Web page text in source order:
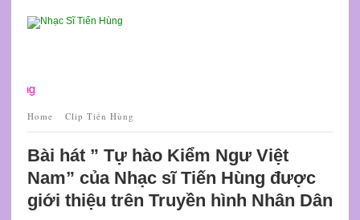
Home Clip Tiến Hùng
Bài hát ” Tự hào Kiểm Ngư Việt
Nam” của Nhạc sĩ Tiến Hùng được
giới thiệu trên Truyền hình Nhân Dân